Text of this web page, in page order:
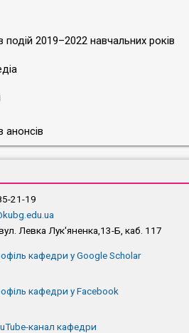
подій 2019–2022 навчальних років
анонсів
21-19
Левка Лук'яненка,13-Б, каб. 117
кафедри у Google Scholar
кафедри у Facebook
канал кафедри